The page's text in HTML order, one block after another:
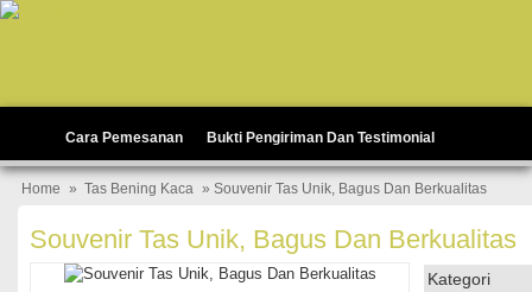
Cara Pemesanan Bukti Pengiriman Dan Testimonial
Home » Tas Bening Kaca » Souvenir Tas Unik, Bagus Dan Berkualitas
Souvenir Tas Unik, Bagus Dan Berkualitas
Kategori